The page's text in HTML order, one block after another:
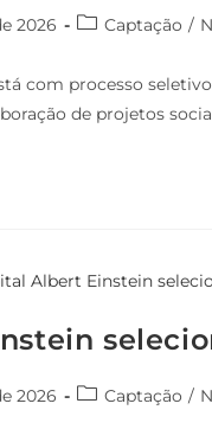
2026 Captação /
com processo
de projetos
2026 Captação /